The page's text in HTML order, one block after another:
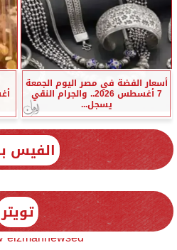
أسعار الفضة في مصر اليوم الجمعة
7 أغسطس 2026.. والجرام النقي
يسجل...
الفيس
تويتر
elzmannewseg